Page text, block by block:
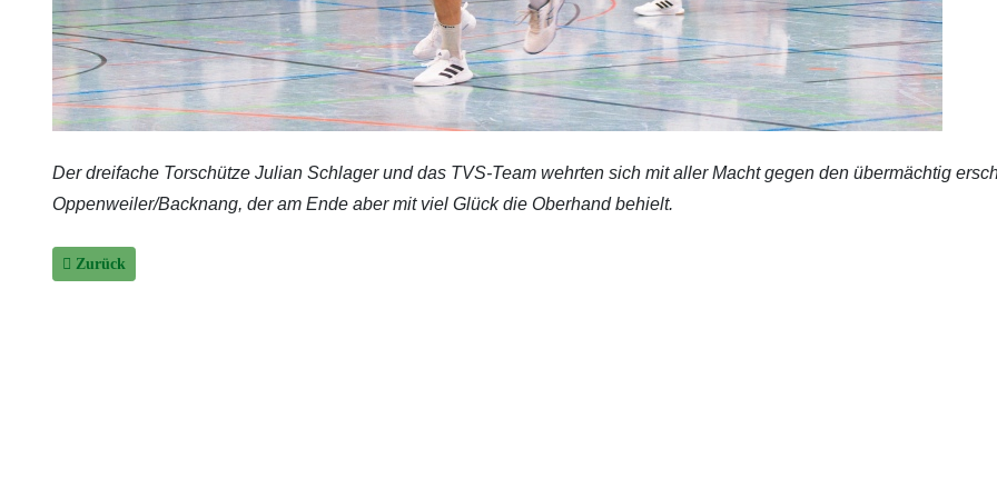
Der dreifache Torschütze Julian Schlager und das TVS-Team wehrten sich mit aller Macht gegen den übermächtig
Oppenweiler/Backnang, der am Ende abermit viel Glück die Oberhand behielt.
Vorheriger Beitrag: Aktion Ball-Sponsor (12): Vielen Dank Karin und Daniel
Zurück